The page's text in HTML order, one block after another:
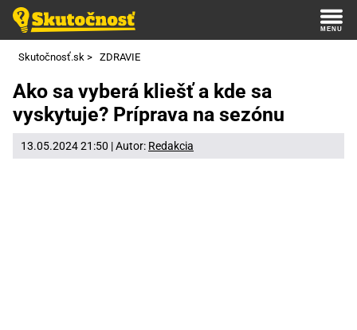
Skutočnosť.sk > ZDRAVIE
Ako sa vyberá kliešť a kde sa
vyskytuje? Príprava na sezónu
13.05.2024 21:50 | Autor: Redakcia